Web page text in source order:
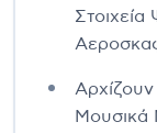
Στοιχεία
Αρχίζουν
Μουσικά